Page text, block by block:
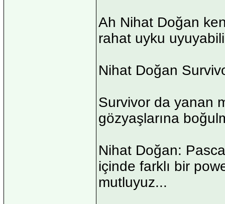
Ah Nihat Doğan
rahat uyku
Nihat Doğan
Survivor da yanan
gözyaşlarına
Nihat Doğan:
içinde farklı bir
mutluyuz...